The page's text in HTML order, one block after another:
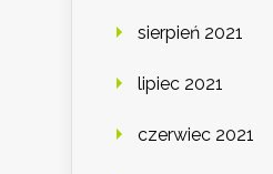
sierpień 2021
lipiec 2021
czerwiec 2021